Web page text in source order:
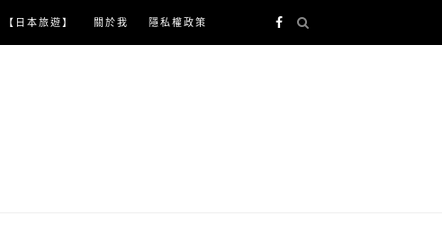
【日本旅遊】 關於我 隱私權政策